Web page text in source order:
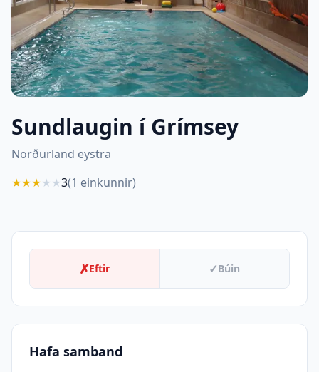
Sundlaugin í Grímsey
Norðurland eystra
★★★★★3(1 einkunnir)
✗Eftir ✓Búin
Hafa samband